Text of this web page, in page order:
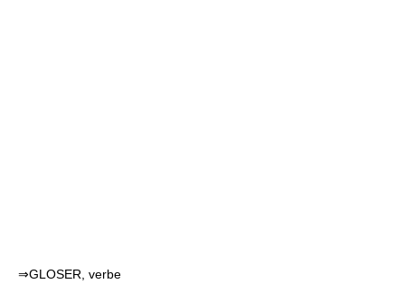
⇒GLOSER, verbe